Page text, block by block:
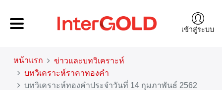
เข้าสู่ระบบ
หน้าแรก
ข่าวและบทวิเคราะห์
บทวิเคราะห์ราคาทองคำ
บทวิเคราะห์ทองคำประจำวันที่ 14 กุมภาพันธ์ 2562